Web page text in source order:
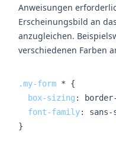
Anweisungen
Erscheinungsbild an
anzugleichen.
verschiedenen Farben
.my-form * {
box-sizing :
font-family:
}